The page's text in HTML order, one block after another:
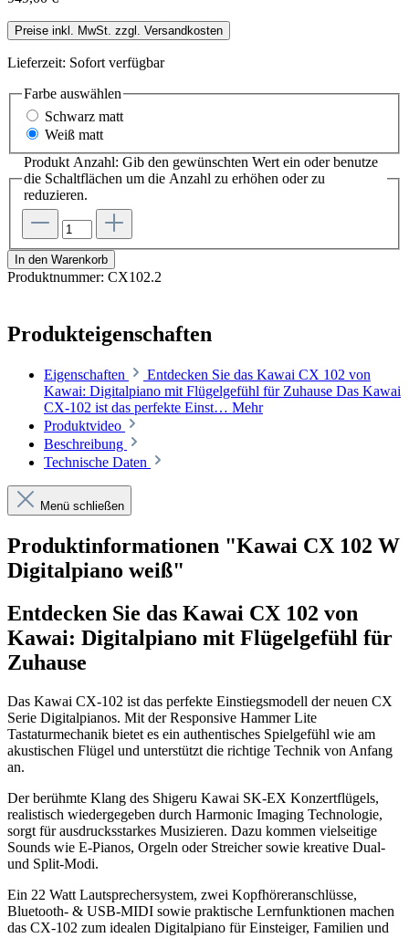
Preise inkl. MwSt. zzgl. Versandkosten
Lieferzeit: Sofort verfügbar
Farbe auswählen
Schwarz matt
Weiß matt
Produkt Anzahl: Gib den gewünschten Wert ein oder benutze
die Schaltflächen um die Anzahl zu erhöhen oder zu
reduzieren.
In den Warenkorb
Produktnummer: CX102.2
Produkteigenschaften
Eigenschaften
Entdecken Sie das Kawai CX 102 von
Kawai: Digitalpiano mit Flügelgefühl für Zuhause Das Kawai
CX-102 ist das perfekte Einst… Mehr
Produktvideo
Beschreibung
Technische Daten
Menü schließen
Produktinformationen "Kawai CX 102 W
Digitalpiano weiß"
Entdecken Sie das Kawai CX 102 von
Kawai: Digitalpiano mit Flügelgefühl für
Zuhause
Das Kawai CX-102 ist das perfekte Einstiegsmodell der neuen CX
Serie Digitalpianos. Mit der Responsive Hammer Lite
Tastaturmechanik bietet es ein authentisches Spielgefühl wie am
akustischen Flügel und unterstützt die richtige Technik von Anfang
an.
Der berühmte Klang des Shigeru Kawai SK-EX Konzertflügels,
realistisch wiedergegeben durch Harmonic Imaging Technologie,
sorgt für ausdrucksstarkes Musizieren. Dazu kommen vielseitige
Sounds wie E-Pianos, Orgeln oder Streicher sowie kreative Dual-
und Split-Modi.
Ein 22 Watt Lautsprechersystem, zwei Kopfhöreranschlüsse,
Bluetooth- & USB-MIDI sowie praktische Lernfunktionen machen
das CX-102 zum idealen Digitalpiano für Einsteiger, Familien und